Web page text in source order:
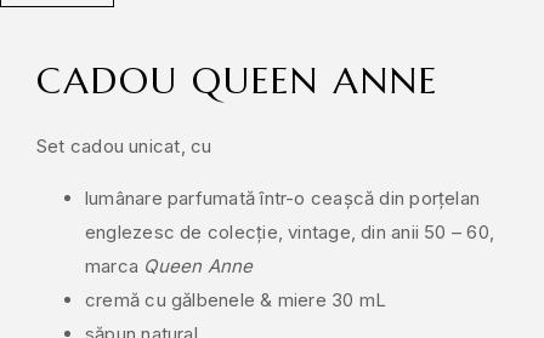
CADOU QUEEN ANNE
Set cadou unicat, cu
lumânare parfumată într-o ceașcă din porțelan
englezesc de colecție, vintage, din anii 50 – 60,
marca Queen Anne
cremă cu gălbenele & miere 30 mL